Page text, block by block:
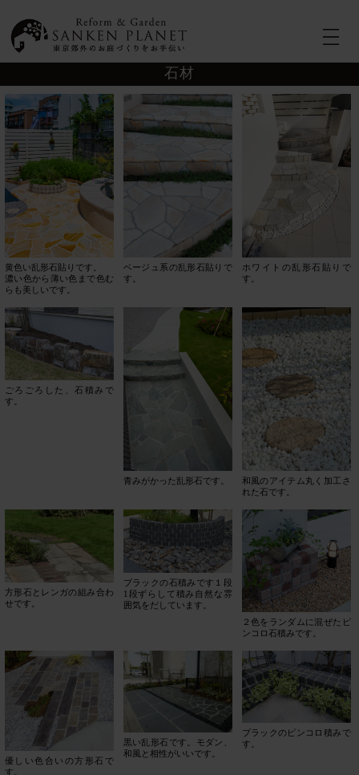
石材
黄色い乱形石貼りです。
濃い色から薄い色まで色む
らも美しいです。
ベージュ系の乱形石貼りで
す。
ホワイトの乱形石貼りで
す。
ごろごろした、石積みで
す。
青みがかった乱形石です。
和風のアイテム丸く加工さ
れた石です。
方形石とレンガの組み合わ
せです。
ブラックの石積みです１段
1段ずらして積み自然な雰
囲気をだしています。
２色をランダムに混ぜたピ
ンコロ石積みです。
優しい色合いの方形石で
す。
黒い乱形石です。モダン、
和風と相性がいいです。
ブラックのピンコロ積みで
す。